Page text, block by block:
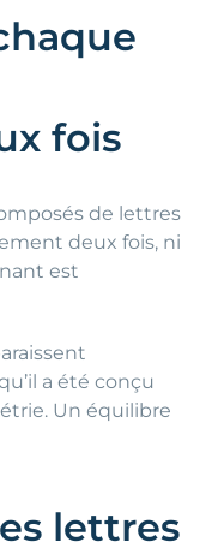
fois
de lettres
deux fois, ni
est
a été conçu
Un équilibre
lettres